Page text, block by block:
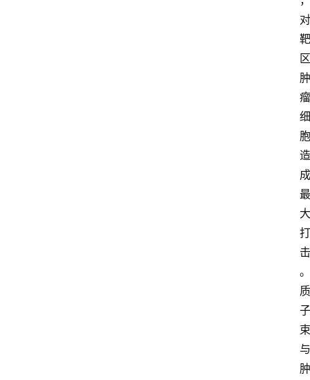
对
靶
区
肿
瘤
细
胞
造
成
最
大
打
击
。
质
子
束
与
肿